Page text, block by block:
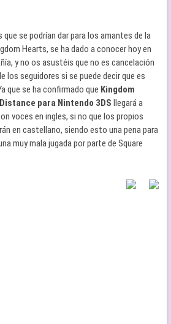
se podrían dar para los amantes de la
Hearts, se ha dado a conocer hoy en
y no os asustéis que no es cancelación
los seguidores si se puede decir que es
que se ha confirmado que Kingdom
para Nintendo 3DS llegará a
voces en ingles, si no que los propios
en castellano, siendo esto una pena para
muy mala jugada por parte de Square